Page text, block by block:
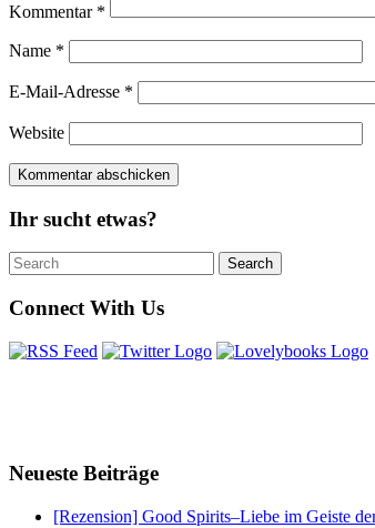
Kommentar *
Name *
E-Mail-Adresse *
Website
Ihr sucht etwas?
Search
for:
Search
Connect With Us
Neueste Beiträge
[Rezension] Good Spirits–Liebe im Geiste